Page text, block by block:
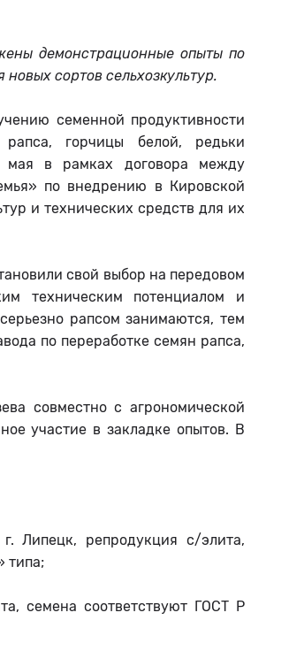
демонстрационные опыты по
сортов сельхозкультур.
семенной продуктивности
рапса, горчицы белой, редьки
мая в рамках договора между
по внедрению в Кировской
и технических средств для их
свой выбор на передовом
техническим потенциалом и
рапсом занимаются, тем
по переработке семян рапса,
совместно с агрономической
участие в закладке опытов. В
Липецк, репродукция с/элита,
типа;
семена соответствуют ГОСТ Р